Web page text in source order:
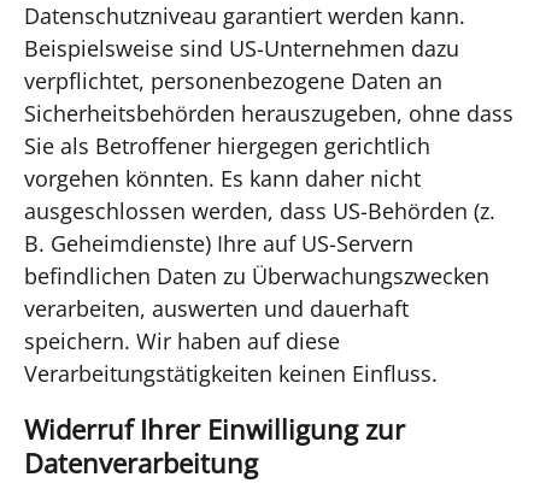
Datenschutzniveau garantiert werden kann.
Beispielsweise sind US-Unternehmen dazu
verpflichtet, personenbezogene Daten an
Sicherheitsbehörden herauszugeben, ohne dass
Sie als Betroffener hiergegen gerichtlich
vorgehen könnten. Es kann daher nicht
ausgeschlossen werden, dass US-Behörden (z.
B. Geheimdienste) Ihre auf US-Servern
befindlichen Daten zu Überwachungszwecken
verarbeiten, auswerten und dauerhaft
speichern. Wir haben auf diese
Verarbeitungstätigkeiten keinen Einfluss.
Widerruf Ihrer Einwilligung zur
Datenverarbeitung